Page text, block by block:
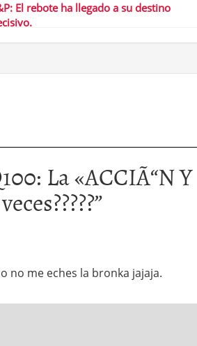
El rebote ha llegado a su destino
La «ACCIÃ“N Y
”
no me eches la bronka jajaja.